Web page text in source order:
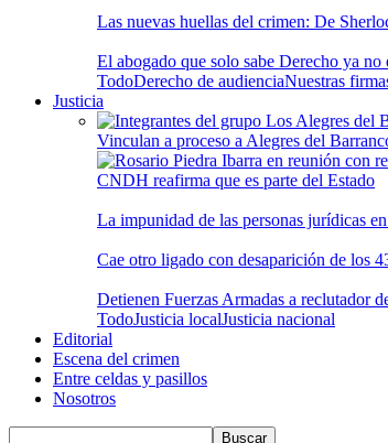
Las nuevas huellas del crimen: De
El abogado que solo sabe Derecho ya
TodoDerecho de audienciaNuestras
Justicia
Vinculan a proceso a Alegres del
CNDH reafirma que es parte del Estado
La impunidad de las personas jurídicas
Cae otro ligado con desaparición de los
Detienen Fuerzas Armadas a reclutador
TodoJusticia localJusticia nacional
Editorial
Escena del crimen
Entre celdas y pasillos
Nosotros